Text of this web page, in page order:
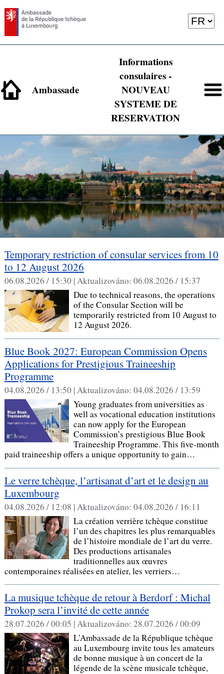
Ambassade
Informations
consulaires -
NOUVEAU
SYSTEME DE
RESERVATION
Temporary restriction of consular services from 10
to 12 August 2026
06.08.2026 / 15:30 |Aktualizováno: 06.08.2026 / 15:37
Due to technical reasons, the operations
of the Consular Section will be
temporarily restricted from 10 August to
12 August 2026.
Blue Book 2027: European Commission Opens
Applications for Prestigious Traineeship
Programme
04.08.2026 / 13:50 |Aktualizováno: 04.08.2026 / 13:59
Young graduates from universities as
well as vocational education institutions
can now apply for the European
Commission’s prestigious Blue Book
Traineeship Programme. This five-month
paid traineeship offers a unique opportunity to gain…
Le verre tchèque, l’artisanat d’art et le design au
Luxembourg
04.08.2026 / 12:08 |Aktualizováno: 04.08.2026 / 16:11
La création verrière tchèque constitue
l’un des chapitres les plus remarquables
de l’histoire mondiale de l’art du verre.
Des productions artisanales
traditionnelles aux œuvres
contemporaines réalisées en atelier, les verriers…
La musique tchèque de retour à Berdorf : Michal
Prokop sera l’invité de cette année
28.07.2026 / 00:05 |Aktualizováno: 28.07.2026 / 00:09
L’Ambassade de la République tchèque
au Luxembourg invite tous les amateurs
de bonne musique à un concert de la
légende de la scène musicale tchèque,